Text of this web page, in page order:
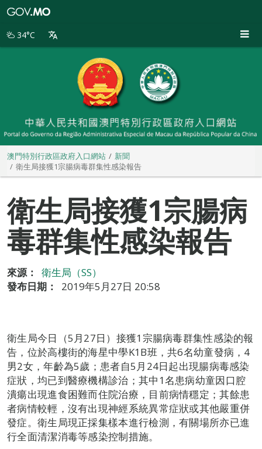
別
34°C
澳門特別行政區政府入口網站
新聞
衛生局接獲1宗腸病毒群集性感染報告
衛生局接獲1宗腸病
毒群集性感染報告
來源：
衛生局（SS）
發布日期：
2019年5月27日 20:58
衛生局今日（5月27日）接獲1宗腸病毒群集性感染的報
告，位於高樓街的海星中學K1B班，共6名幼童發病，4
男2女，年齡為5歲；患者自5月24日起出現腸病毒感染
症狀，均已到醫療機構診治；其中1名患病幼童因口腔
潰瘍出現進食困難而住院治療，目前病情穩定；其餘患
者病情較輕，沒有出現神經系統異常症狀或其他嚴重併
發症。衛生局現正採集樣本進行檢測，有關場所亦已進
行全面清潔消毒等感染控制措施。